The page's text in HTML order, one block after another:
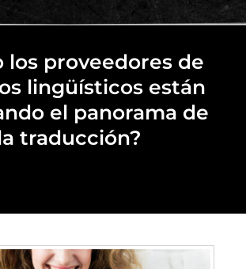
los proveedores de
lingüísticos están
el panorama de
traducción?